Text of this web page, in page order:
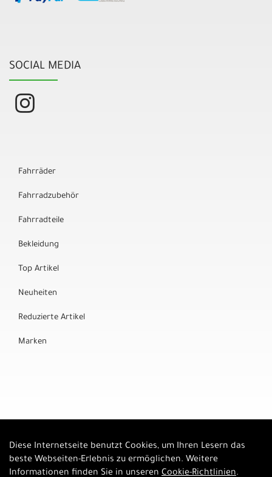
SOCIAL MEDIA
Fahrräder
Fahrradzubehör
Fahrradteile
Bekleidung
Top Artikel
Neuheiten
Reduzierte Artikel
Marken
Diese Internetseite benutzt Cookies, um Ihren Lesern das
beste Webseiten-Erlebnis zu ermöglichen. Weitere
Informationen finden Sie in unseren Cookie-Richtlinien.
Auftrag widerrufen